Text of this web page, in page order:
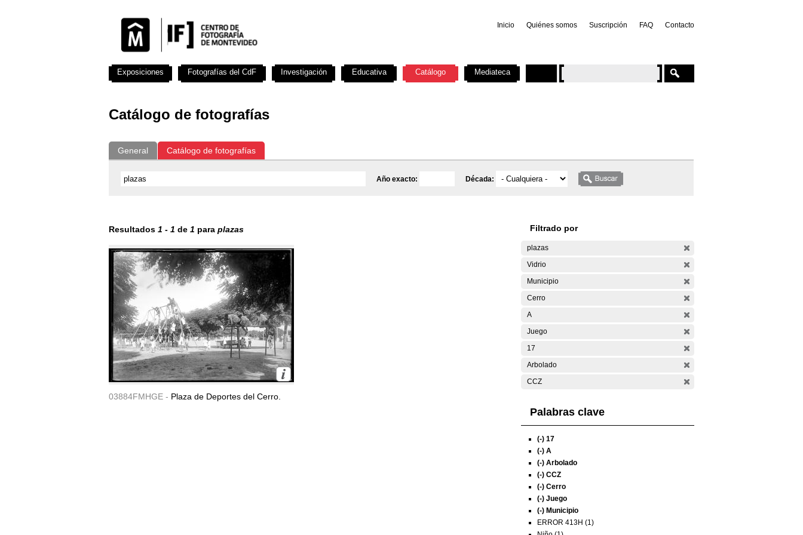
Inicio Quiénes somos Suscripción FAQ Contacto
Catálogo de fotografías
General Catálogo de fotografías
Año exacto: Década:
Resultados 1 - 1 de 1 para plazas
03884FMHGE - Plaza de Deportes del Cerro.
Filtrado por
plazas
Vidrio
Municipio
Cerro
A
Juego
17
Arbolado
CCZ
Palabras clave
(-) 17
(-) A
(-) Arbolado
(-) CCZ
(-) Cerro
(-) Juego
(-) Municipio
ERROR 413H (1)
Exposiciones Fotografías del CdF Investigación Educativa Catálogo Mediateca